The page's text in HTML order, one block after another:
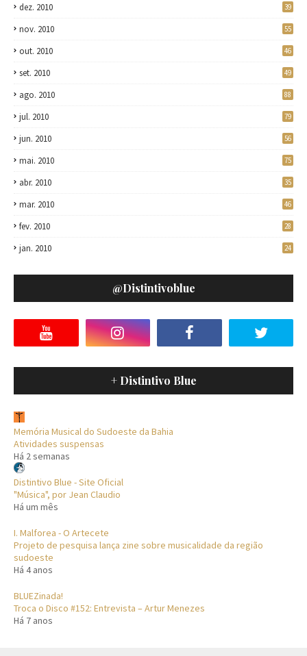
dez. 2010 39
nov. 2010 55
out. 2010 46
set. 2010 49
ago. 2010 88
jul. 2010 79
jun. 2010 56
mai. 2010 75
abr. 2010 35
mar. 2010 46
fev. 2010 28
jan. 2010 24
@distintivoblue
+ Distintivo Blue
Memória Musical do Sudoeste da Bahia
Atividades suspensas
Há 2 semanas
Distintivo Blue - Site Oficial
"Música", por Jean Claudio
Há um mês
I. Malforea - O Artecete
Projeto de pesquisa lança zine sobre musicalidade da região
sudoeste
Há 4 anos
BLUEZinada!
Troca o Disco #152: Entrevista – Artur Menezes
Há 7 anos